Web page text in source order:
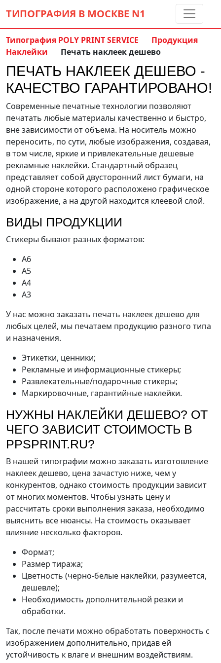
ТИПОГРАФИЯ В МОСКВЕ N1
Контакты: (5 метров от м. Дмитровская)
info@ppsprint.ru 8 495 797-35-59
звоните с 10 до 19 пн-сб
Обратный звонок
Типография POLY PRINT SERVICE
Продукция
Наклейки
Печать наклеек дешево
ПЕЧАТЬ НАКЛЕЕК ДЕШЕВО -
КАЧЕСТВО ГАРАНТИРОВАНО!
Современные печатные технологии позволяют
печатать любые материалы качественно и быстро,
вне зависимости от объема. На носитель можно
переносить, по сути, любые изображения, создавая,
в том числе, яркие и привлекательные дешевые
рекламные наклейки. Стандартный образец
представляет собой двусторонний лист бумаги, на
одной стороне которого расположено графическое
изображение, а на другой находится клеевой слой.
ВИДЫ ПРОДУКЦИИ
Стикеры бывают разных форматов:
А6
А5
А4
А3
У нас можно заказать печать наклеек дешево для
любых целей, мы печатаем продукцию разного типа
и назначения.
Этикетки, ценники;
Рекламные и информационные стикеры;
Развлекательные/подарочные стикеры;
Маркировочные, гарантийные наклейки.
НУЖНЫ НАКЛЕЙКИ ДЕШЕВО? ОТ
ЧЕГО ЗАВИСИТ СТОИМОСТЬ В
PPSPRINT.RU?
В нашей типографии можно заказать изготовление
наклеек дешево, цена зачастую ниже, чем у
конкурентов, однако стоимость продукции зависит
от многих моментов. Чтобы узнать цену и
рассчитать сроки выполнения заказа, необходимо
выяснить все нюансы. На стоимость оказывает
влияние несколько факторов.
Формат;
Размер тиража;
Цветность (черно-белые наклейки, разумеется,
дешевле);
Необходимость дополнительной резки и
обработки.
Так, после печати можно обработать поверхность с
изображением дополнительно, придав ей
устойчивость к влаге и внешним воздействиям.